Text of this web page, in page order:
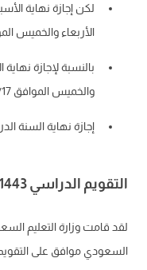
لكن إجازة نهاية الأسبوع
الأربعاء والخميس الموافق 24/25 من شهر أكتوبر عام 1443.
بالنسبة لإجازة نهاية
والخميس الموافق 16/17 من شهر نوفمبر عام 1443.
إجازة نهاية السنة الدراسية ستكون
الدراسي 1443 ثلاث فصول
وزارة التعليم السعودية